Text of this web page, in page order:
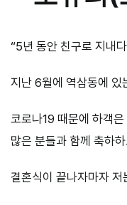
“5년 동안 친구로 지내
지난 6월에 역삼동에 있
코로나19 때문에 하객
많은 분들과 함께 축하
결혼식이 끝나자마자